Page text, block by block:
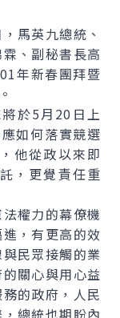
馬英九總統、
、副秘書長高
年新春團拜暨
於5月20日上
如何落實競選
他從政以來即
，更覺責任重
權力的幕僚機
，有更高的效
民眾接觸的業
關心與用心益
的政府，人民
總統也期盼內